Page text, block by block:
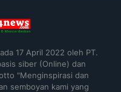
17 April 2022 oleh PT.
siber (Online) dan
"Menginspirasi dan
semboyan kami yang